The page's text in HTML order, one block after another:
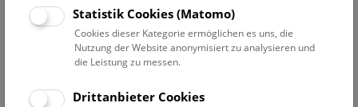
Datum auswählen
Erweiterte Suche
Filter zurücksetzen
Statistik Cookies (Matomo)
Cookies dieser Kategorie ermöglichen es uns, die
Nutzung der Website anonymisiert zu analysieren und
die Leistung zu messen.
Drittanbieter Cookies